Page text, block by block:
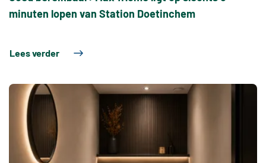
minuten lopen van Station Doetinchem
Lees verder